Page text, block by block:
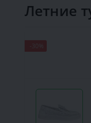
Летние
-30%